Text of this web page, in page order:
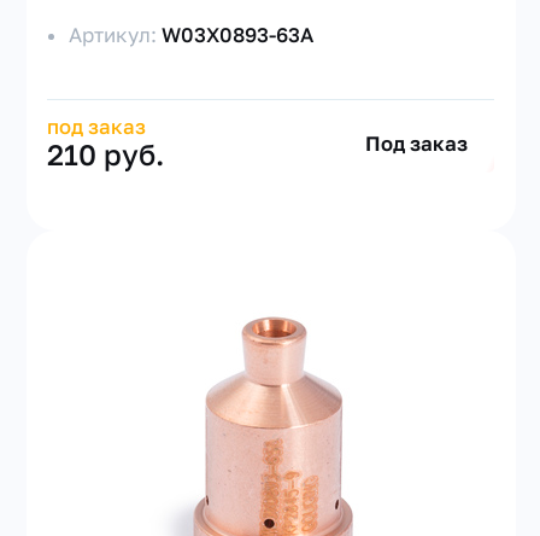
Артикул:W03X0893-63A
под заказ
210 руб. Под заказ